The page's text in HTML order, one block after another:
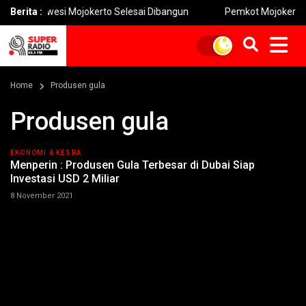
Berita :Mojokerto Selesai Dibangun Pemkot Mojokerto
Home Produsen gula
Produsen gula
EKONOMI & KESRA
Menperin : Produsen Gula Terbesar di Dubai Siap
Investasi USD 2 Miliar
8 November 2021